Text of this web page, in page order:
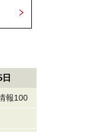
報100